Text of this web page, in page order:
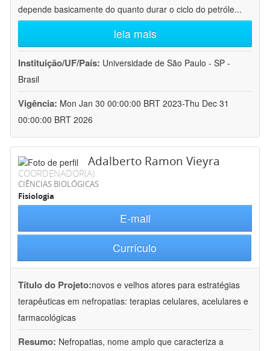
depende basicamente do quanto durar o ciclo do petróle...
leia mais
Instituição/UF/País: Universidade de São Paulo - SP -
Brasil
Vigência: Mon Jan 30 00:00:00 BRT 2023-Thu Dec 31
00:00:00 BRT 2026
Adalberto Ramon Vieyra
COORDENADOR(A)
CIÊNCIAS BIOLÓGICAS
Fisiologia
E-mail
Currículo
Título do Projeto:novos e velhos atores para estratégias
terapêuticas em nefropatias: terapias celulares, acelulares e
farmacológicas
Resumo: Nefropatias, nome amplo que caracteriza a